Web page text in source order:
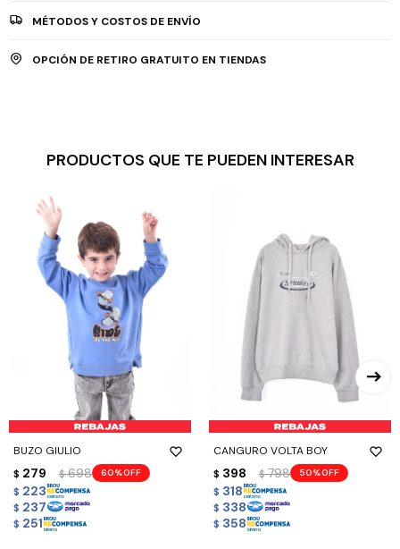
MÉTODOS Y COSTOS DE ENVÍO
OPCIÓN DE RETIRO GRATUITO EN TIENDAS
PRODUCTOS QUE TE PUEDEN INTERESAR
BUZO GIULIO
$ 279 $ 698 60
$ 223
$ 237
$ 251
CANGURO VOLTA BOY
$ 398 $ 798 50
$ 318
$ 338
$ 358